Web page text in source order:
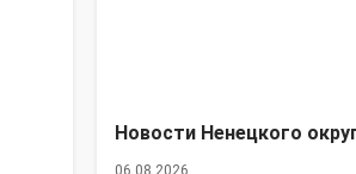
Новости Ненецкого